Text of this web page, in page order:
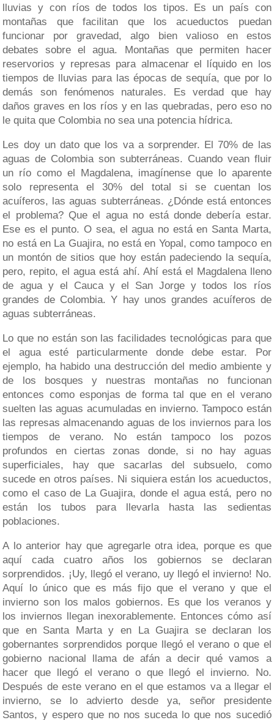
lluvias y con ríos de todos los tipos. Es un país con
montañas que facilitan que los acueductos puedan
funcionar por gravedad, algo bien valioso en estos
debates sobre el agua. Montañas que permiten hacer
reservorios y represas para almacenar el líquido en los
tiempos de lluvias para las épocas de sequía, que por lo
demás son fenómenos naturales. Es verdad que hay
daños graves en los ríos y en las quebradas, pero eso no
le quita que Colombia no sea una potencia hídrica.
Les doy un dato que los va a sorprender. El 70% de las
aguas de Colombia son subterráneas. Cuando vean fluir
un río como el Magdalena, imagínense que lo aparente
solo representa el 30% del total si se cuentan los
acuíferos, las aguas subterráneas. ¿Dónde está entonces
el problema? Que el agua no está donde debería estar.
Ese es el punto. O sea, el agua no está en Santa Marta,
no está en La Guajira, no está en Yopal, como tampoco en
un montón de sitios que hoy están padeciendo la sequía,
pero, repito, el agua está ahí. Ahí está el Magdalena lleno
de agua y el Cauca y el San Jorge y todos los ríos
grandes de Colombia. Y hay unos grandes acuíferos de
aguas subterráneas.
Lo que no están son las facilidades tecnológicas para que
el agua esté particularmente donde debe estar. Por
ejemplo, ha habido una destrucción del medio ambiente y
de los bosques y nuestras montañas no funcionan
entonces como esponjas de forma tal que en el verano
suelten las aguas acumuladas en invierno. Tampoco están
las represas almacenando aguas de los inviernos para los
tiempos de verano. No están tampoco los pozos
profundos en ciertas zonas donde, si no hay aguas
superficiales, hay que sacarlas del subsuelo, como
sucede en otros países. Ni siquiera están los acueductos,
como el caso de La Guajira, donde el agua está, pero no
están los tubos para llevarla hasta las sedientas
poblaciones.
A lo anterior hay que agregarle otra idea, porque es que
aquí cada cuatro años los gobiernos se declaran
sorprendidos. ¡Uy, llegó el verano, uy llegó el invierno! No.
Aquí lo único que es más fijo que el verano y que el
invierno son los malos gobiernos. Es que los veranos y
los inviernos llegan inexorablemente. Entonces cómo así
que en Santa Marta y en La Guajira se declaran los
gobernantes sorprendidos porque llegó el verano o que el
gobierno nacional llama de afán a decir qué vamos a
hacer que llegó el verano o que llegó el invierno. No.
Después de este verano en el que estamos va a llegar el
invierno, se lo advierto desde ya, señor presidente
Santos, y espero que no nos suceda lo que nos sucedió